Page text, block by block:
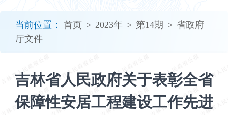
当前位置： 首页 > 2023年 > 第14期 > 省政府
厅文件
吉林省人民政府关于表彰全省
保障性安居工程建设工作先进
加